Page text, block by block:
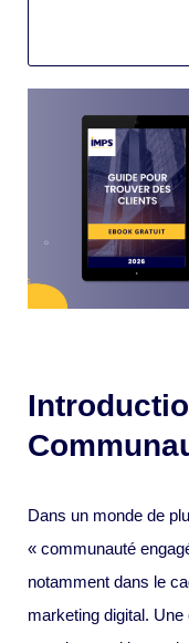
Dans un monde de
« communauté
notamment dans le
marketing digital.